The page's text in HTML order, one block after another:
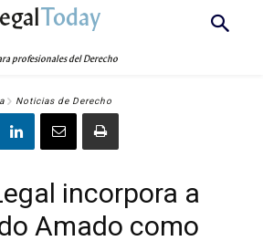
Today
profesionales del Derecho
Noticias de Derecho
incorpora a
Amado como